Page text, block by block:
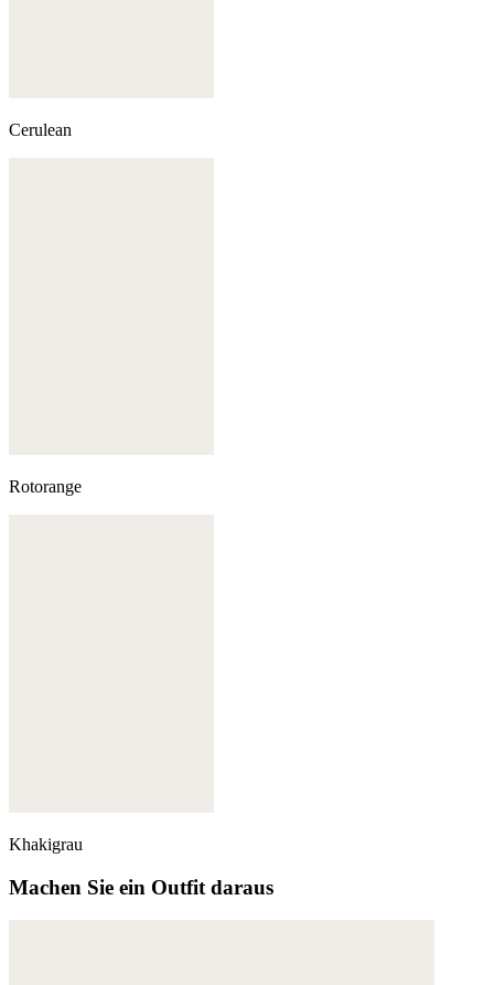
Cerulean
Rotorange
Khakigrau
Machen Sie ein Outfit daraus